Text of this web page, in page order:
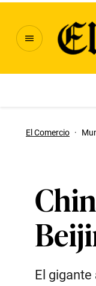
El Comercio ·
El